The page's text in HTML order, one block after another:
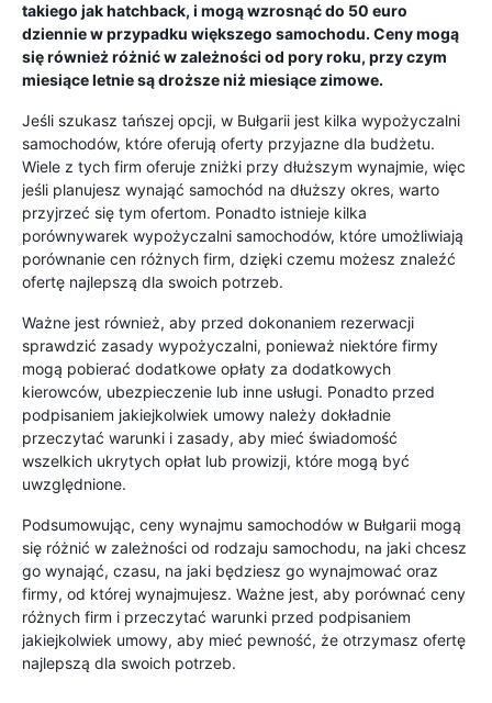
takiego jak hatchback, i mogą wzrosnąć do 50 euro
dziennie w przypadku większego samochodu. Ceny mogą
się również różnić w zależności od pory roku, przy czym
miesiące letnie są droższe niż miesiące zimowe.
Jeśli szukasz tańszej opcji, w Bułgarii jest kilka wypożyczalni
samochodów, które oferują oferty przyjazne dla budżetu.
Wiele z tych firm oferuje zniżki przy dłuższym wynajmie, więc
jeśli planujesz wynająć samochód na dłuższy okres, warto
przyjrzeć się tym ofertom. Ponadto istnieje kilka
porównywarek wypożyczalni samochodów, które umożliwiają
porównanie cen różnych firm, dzięki czemu możesz znaleźć
ofertę najlepszą dla swoich potrzeb.
Ważne jest również, aby przed dokonaniem rezerwacji
sprawdzić zasady wypożyczalni, ponieważ niektóre firmy
mogą pobierać dodatkowe opłaty za dodatkowych
kierowców, ubezpieczenie lub inne usługi. Ponadto przed
podpisaniem jakiejkolwiek umowy należy dokładnie
przeczytać warunki i zasady, aby mieć świadomość
wszelkich ukrytych opłat lub prowizji, które mogą być
uwzględnione.
Podsumowując, ceny wynajmu samochodów w Bułgarii mogą
się różnić w zależności od rodzaju samochodu, na jaki chcesz
go wynająć, czasu, na jaki będziesz go wynajmować oraz
firmy, od której wynajmujesz. Ważne jest, aby porównać ceny
różnych firm i przeczytać warunki przed podpisaniem
jakiejkolwiek umowy, aby mieć pewność, że otrzymasz ofertę
najlepszą dla swoich potrzeb.